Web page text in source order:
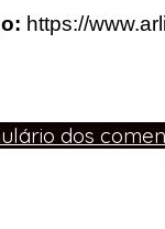
https://
dos